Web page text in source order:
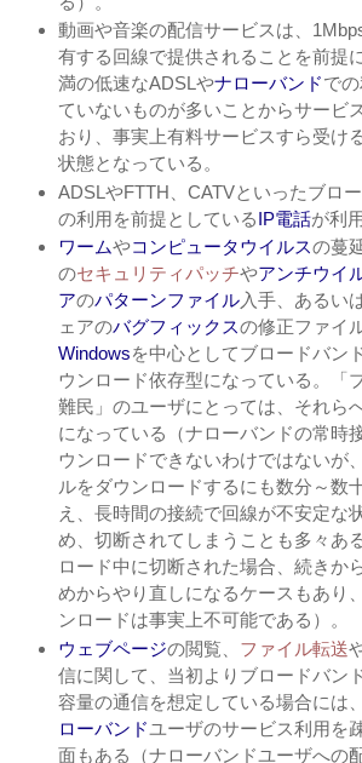
動画や音楽の配信サービスは、
有する回線で提供されることを前提
満の低速なADSLやナローバンドで
ていないものが多いことからサービ
おり、事実上有料サービスすら受け
状態となっている。
ADSLやFTTH、CATVといったブロ
の利用を前提としているIP電話が利
ワームやコンピュータウイルスの蔓
のセキュリティパッチやアンチウイ
アのパターンファイル入手、あるい
ェアのバグフィックスの修正ファイ
Windowsを中心としてブロードバン
ウンロード依存型になっている。「
難民」のユーザにとっては、それら
になっている（ナローバンドの常時
ウンロードできないわけではないが
ルをダウンロードするにも数分～数
え、長時間の接続で回線が不安定な
め、切断されてしまうことも多々あ
ロード中に切断された場合、続きか
めからやり直しになるケースもあり
ンロードは事実上不可能である）。
ウェブページの閲覧、 ファイル転送
信に関して、当初よりブロードバン
容量の通信を想定している場合には
ローバンドユーザのサービス利用を
面もある（ナローバンドユーザへの